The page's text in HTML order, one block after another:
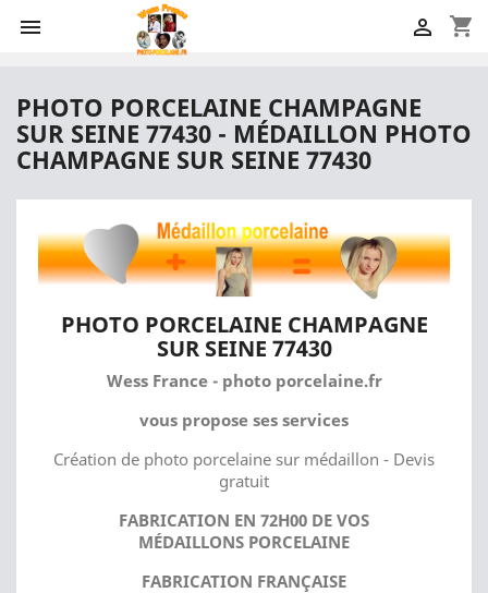
 shopping_cart

PHOTO PORCELAINE CHAMPAGNE
SUR SEINE 77430 - MÉDAILLON PHOTO
CHAMPAGNE SUR SEINE 77430
PHOTO PORCELAINE CHAMPAGNE
SUR SEINE 77430
Wess France - photo porcelaine.fr
vous propose ses services
Création de photo porcelaine sur médaillon - Devis
gratuit
FABRICATION EN 72H00 DE VOS
MÉDAILLONS PORCELAINE
FABRICATION FRANÇAISE